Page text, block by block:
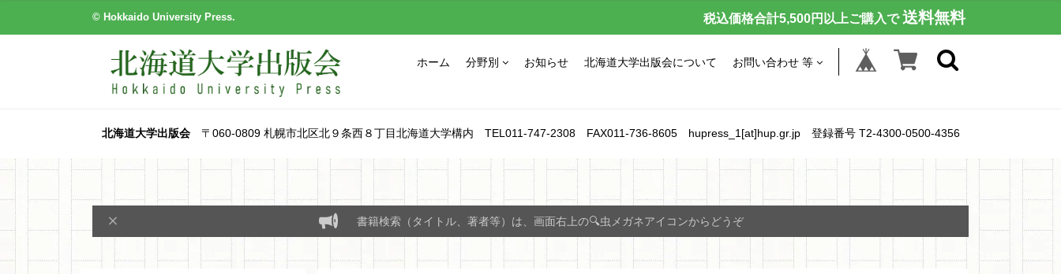
© Hokkaido University Press. 税込価格合計5,500円以上ご購入で 送料無料
ホーム 分野別 お知らせ 北海道大学出版会について お問い合わせ 等
北海道大学出版会〒060-0809 札幌市北区北９条西８丁目北海道大学構内 TEL011-747-2308 FAX011-736-8605 hupress_1[at]hup.gr.jp 登録番号 T2-4300-0500-4356
書籍検索（タイトル、著者等）は、画面右上の🔍虫メガネアイコンからどうぞ